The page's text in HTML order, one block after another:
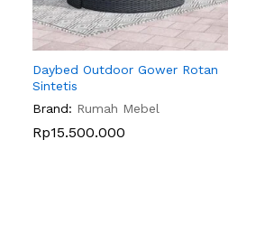
Daybed Outdoor Gower Rotan
Sintetis
Brand: Rumah Mebel
Rp15.500.000
Rp15.500.000